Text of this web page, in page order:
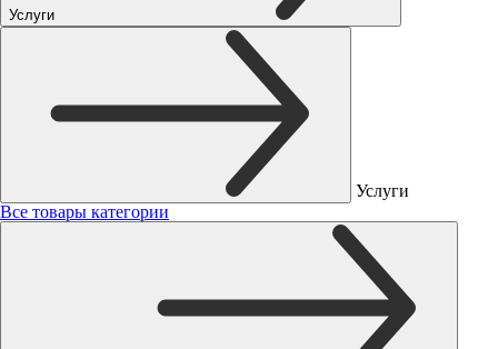
Услуги
Услуги
Все товары категории